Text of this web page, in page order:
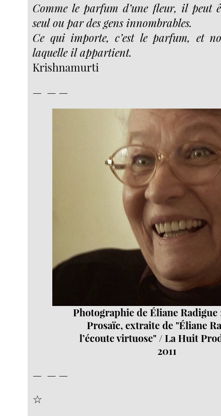
Comme le parfum d’une fleur, il peut
seul ou par des gens innombrables.
Ce qui importe, c’est le parfum, et
laquelle il appartient.
Krishnamurti
— — —
Photographie de Éliane
Prosaïc, extraite de "Éliane
l’écoute virtuose" / La Huit
2011
— — —
☆